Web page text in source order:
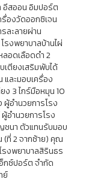
อีสออน อิมปอร์ต
องวัดออกซิเจน
ละลายผ่าน
รงพยาบาลบ้านไผ่
ลอดเลือดดำ 2
เตียงเสริมพับได้
และมอบเครื่อง
ง 3 ไกร์มือหมุน 10
อำนวยการโรง
อำนวยการโรง
นา ตัวแทนรับมอบ
(ที่ 2 จากซ้าย) คุณ
งพยาบาลสิรินธร
กซ์ปอร์ต จำกัด
ย์